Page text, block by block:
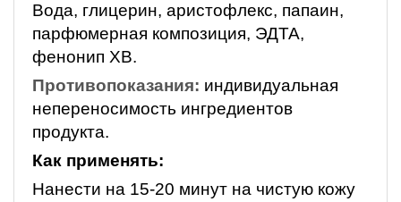
Вода, глицерин, аристофлекс, папаин,
парфюмерная композиция, ЭДТА,
фенонип ХВ.
Противопоказания: индивидуальная
непереносимость ингредиентов
продукта.
Как применять:
Нанести на 15-20 минут на чистую кожу